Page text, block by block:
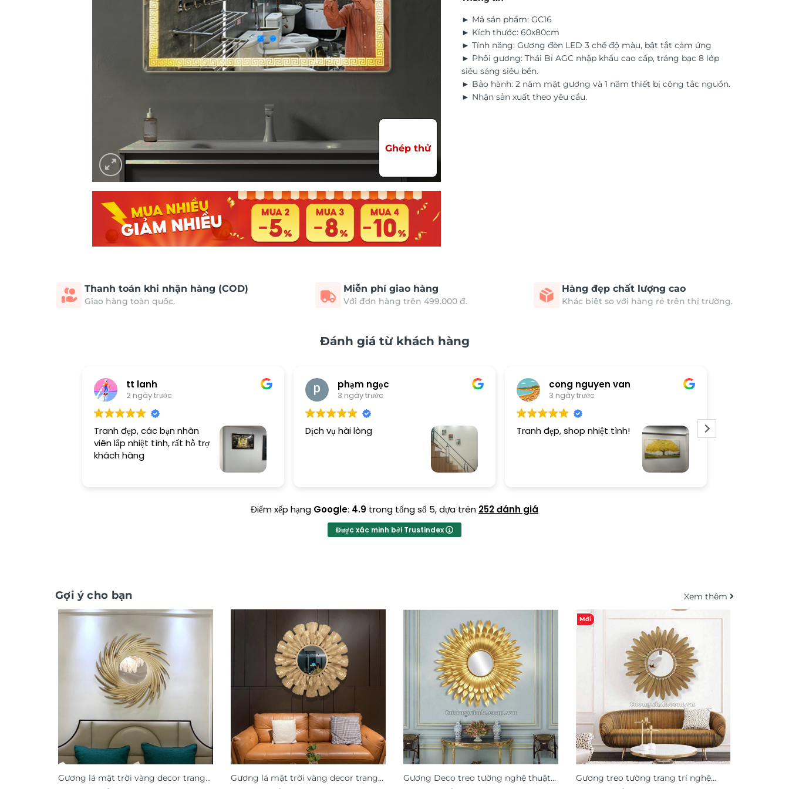
Ghép thử
► Mã sản phẩm: GC16
► Kích thước: 60x80cm
► Tính năng: Gương đèn LED 3 chế độ màu, bật tắt cảm ứng
► Phôi gương: Thái Bỉ AGC nhập khẩu cao cấp, tráng bạc 8 lớp
siêu sáng siêu bền.
► Bảo hành: 2 năm mặt gương và 1 năm thiết bị công tắc nguồn.
► Nhận sản xuất theo yêu cầu.
Thanh toán khi nhận hàng (COD)
Giao hàng toàn quốc.
Miễn phí giao hàng
Với đơn hàng trên 499.000 đ.
Hàng đẹp chất lượng cao
Khác biệt so với hàng rẻ trên thị trường.
Đánh giá từ khách hàng
tt lanh
2 ngày trước
Tranh đẹp, các bạn nhân
viên lắp nhiệt tình, rất hỗ trợ
khách hàng
phạm ngọc
3 ngày trước
Dịch vụ hài lòng
cong nguyen van
3 ngày trước
Tranh đẹp, shop nhiệt tình!
Điểm xếp hạng Google: 4.9 trong tổng số 5,dựa trên 252 đánh giá
Được xác minh bởi Trustindex
Gợi ý cho bạn Xem thêm
Gương lá mặt trời vàng decor trang
Gương lá mặt trời vàng decor trang
Gương Deco treo tường nghệ thuật
Mới
Gương treo tường trang trí nghệ